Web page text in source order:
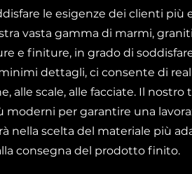
le esigenze dei clienti più
vasta gamma di marmi,
e finiture, in grado di
dettagli, ci consente di
alle scale, alle facciate. Il nostro
moderni per garantire una
nella scelta del materiale più
consegna del prodotto finito.